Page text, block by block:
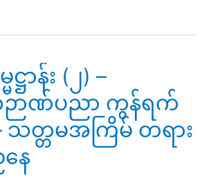
ဌာန်း (၂) –
ာဏ်ပညာ ကွန်ရက်
သတ္တမအကြိမ် တရား
ေ